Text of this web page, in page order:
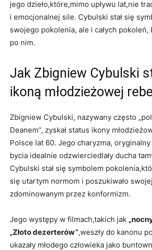
jego dzieło,które,mimo upływu lat,nie
i emocjonalnej sile. Cybulski stał się
swojego pokolenia, ale i całych pokoleń,
po nim.
Jak Zbigniew Cybulski
ikoną młodzieżowej
Zbigniew Cybulski, nazywany często
Deanem”, zyskał status ikony
Polsce lat 60. Jego charyzma,
bycia idealnie odzwierciedlały ducha
Cybulski stał się symbolem
się utartym normom i poszukiwało
zdominowanym przez konformizm.
Jego występy w filmach,takich jak
„Złoto dezerterów”,weszły do kanonu
ukazały młodego człowieka jako